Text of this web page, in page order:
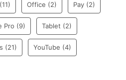
(11) Office (2) Pay (2)
Pro (9) Tablet (2)
(21) YouTube (4)